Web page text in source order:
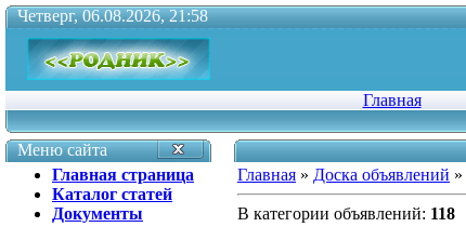
Четверг, 06.08.2026, 21:58
Главная
Меню сайта
Главная страница
Каталог статей
Документы
Главная » Доска объявлений
В категории объявлений: 118